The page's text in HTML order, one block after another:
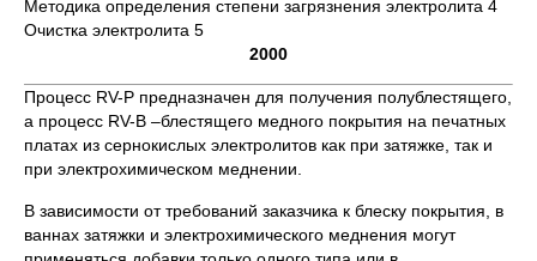
Методика определения степени загрязнения электролита 4
Очистка электролита 5
2000
Процесс RV-P предназначен для получения полублестящего,
а процесс RV-B –блестящего медного покрытия на печатных
платах из сернокислых электролитов как при затяжке, так и
при электрохимическом меднении.
В зависимости от требований заказчика к блеску покрытия, в
ваннах затяжки и электрохимического меднения могут